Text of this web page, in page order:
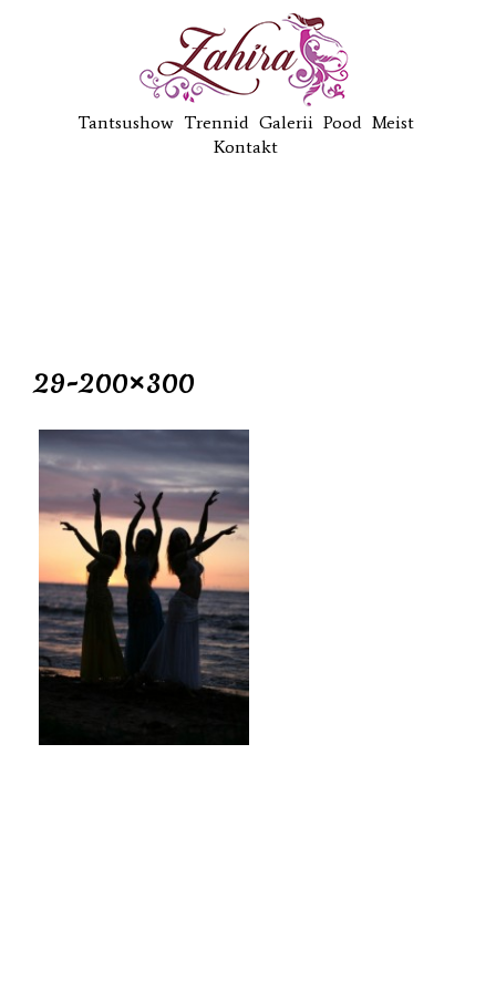
Tantsushow Trennid Galerii Pood Meist
Kontakt
29-200×300